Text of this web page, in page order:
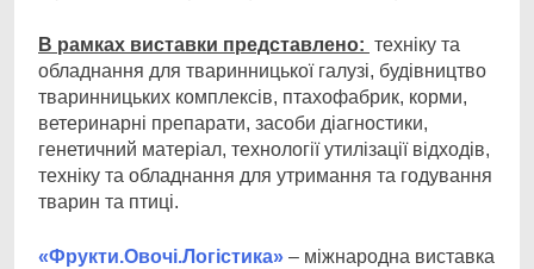
В рамках виставки представлено: техніку та
обладнання для тваринницької галузі, будівництво
тваринницьких комплексів, птахофабрик, корми,
ветеринарні препарати, засоби діагностики,
генетичний матеріал, технології утилізації відходів,
техніку та обладнання для утримання та годування
тварин та птиці.
«Фрукти.Овочі.Логістика» – міжнародна виставка